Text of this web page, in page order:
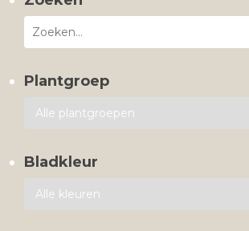
Plantgroep
Bladkleur